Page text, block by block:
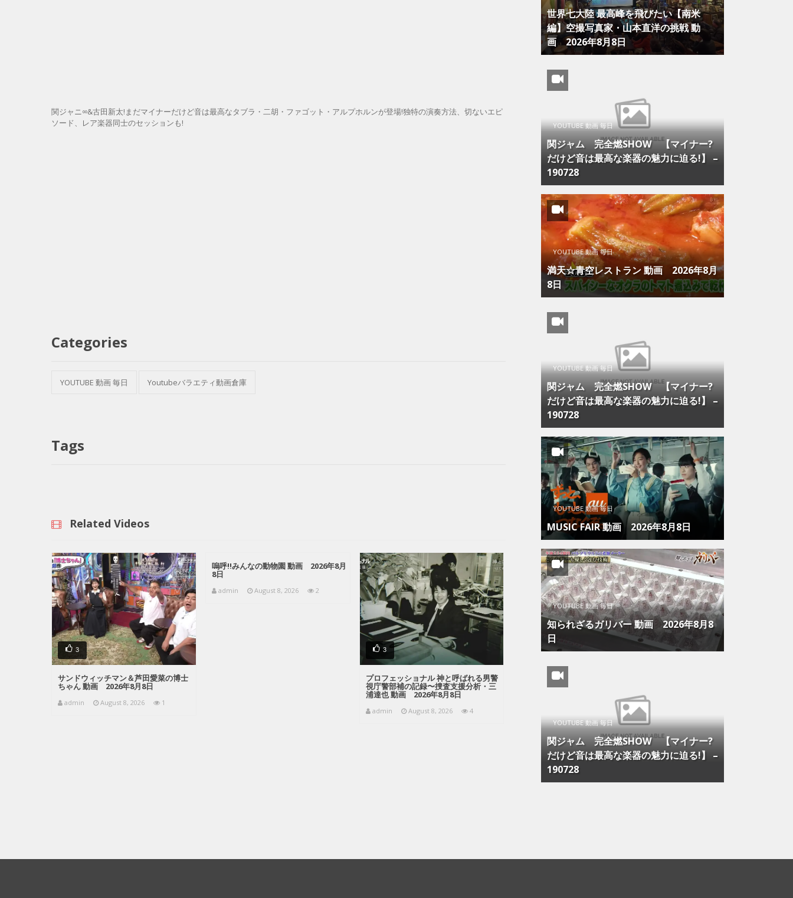
関ジャニ∞&古田新太!まだマイナーだけど音は最高なタブラ・二胡・ファゴット・アルプホルンが登場!独特の演奏方法、切ないエピ
ソード、レア楽器同士のセッションも!
Categories
YOUTUBE 動画 毎日 Youtubeバラエティ動画倉庫
Tags
Related Videos
3
サンドウィッチマン＆芦田愛菜の博士
ちゃん 動画 2026年8月8日
admin August 8, 2026 1
嗚呼!!みんなの動物園 動画 2026年8月
8日
admin August 8, 2026 2
3
プロフェッショナル 神と呼ばれる男警
視庁警部補の記録〜捜査支援分析・三
浦達也 動画 2026年8月8日
admin August 8, 2026 4
世界七大陸 最高峰を飛びたい【南米
編】空撮写真家・山本直洋の挑戦 動
画 2026年8月8日
YOUTUBE 動画 毎日
関ジャム 完全燃SHOW 【マイナー?
だけど音は最高な楽器の魅力に迫る!】 –
190728
YOUTUBE 動画 毎日
満天☆青空レストラン 動画 2026年8月
8日
YOUTUBE 動画 毎日
関ジャム 完全燃SHOW 【マイナー?
だけど音は最高な楽器の魅力に迫る!】 –
190728
YOUTUBE 動画 毎日
MUSIC FAIR 動画 2026年8月8日
YOUTUBE 動画 毎日
知られざるガリバー 動画 2026年8月8
日
YOUTUBE 動画 毎日
関ジャム 完全燃SHOW 【マイナー?
だけど音は最高な楽器の魅力に迫る!】 –
190728